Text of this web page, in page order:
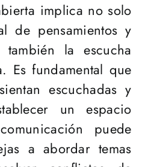
implica no solo
de pensamientos y
también la escucha
Es fundamental que
escuchadas y
un espacio
puede
a abordar temas